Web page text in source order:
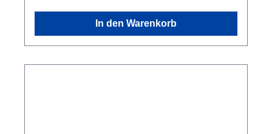
In den Warenkorb